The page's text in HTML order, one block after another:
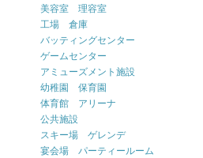
美容室 理容室
工場 倉庫
バッティングセンター
ゲームセンター
アミューズメント施設
幼稚園 保育園
体育館 アリーナ
公共施設
スキー場 ゲレンデ
宴会場 パーティールーム